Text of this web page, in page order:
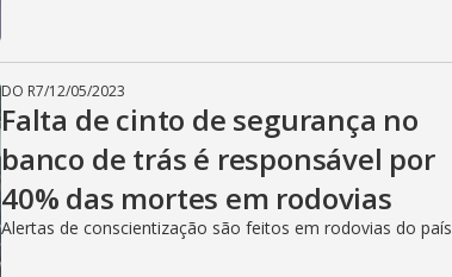
DO R7/12/05/2023
Falta de cinto de segurança no
banco de trás é responsável por
40% das mortes em rodovias
Alertas de conscientização são feitos em rodovias do país